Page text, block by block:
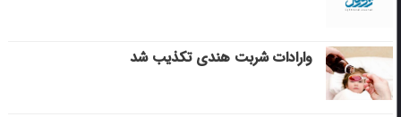
وارادات شربت هندی تکذیب شد